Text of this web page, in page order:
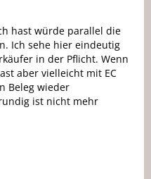
hast würde parallel die
Ich sehe hier eindeutig
in der Pflicht. Wenn
aber vielleicht mit EC
Beleg wieder
ist nicht mehr